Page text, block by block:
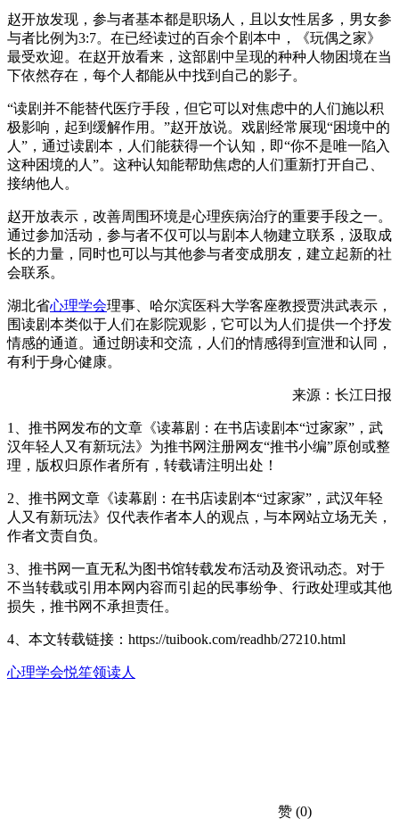
赵开放发现，参与者基本都是职场人，且以女性居多，男女参
与者比例为3:7。在已经读过的百余个剧本中，《玩偶之家》
最受欢迎。在赵开放看来，这部剧中呈现的种种人物困境在当
下依然存在，每个人都能从中找到自己的影子。
“读剧并不能替代医疗手段，但它可以对焦虑中的人们施以积
极影响，起到缓解作用。”赵开放说。戏剧经常展现“困境中的
人”，通过读剧本，人们能获得一个认知，即“你不是唯一陷入
这种困境的人”。这种认知能帮助焦虑的人们重新打开自己、
接纳他人。
赵开放表示，改善周围环境是心理疾病治疗的重要手段之一。
通过参加活动，参与者不仅可以与剧本人物建立联系，汲取成
长的力量，同时也可以与其他参与者变成朋友，建立起新的社
会联系。
湖北省心理学会理事、哈尔滨医科大学客座教授贾洪武表示，
围读剧本类似于人们在影院观影，它可以为人们提供一个抒发
情感的通道。通过朗读和交流，人们的情感得到宣泄和认同，
有利于身心健康。
来源：长江日报
1、推书网发布的文章《读幕剧：在书店读剧本“过家家”，武
汉年轻人又有新玩法》为推书网注册网友“推书小编”原创或整
理，版权归原作者所有，转载请注明出处！
2、推书网文章《读幕剧：在书店读剧本“过家家”，武汉年轻
人又有新玩法》仅代表作者本人的观点，与本网站立场无关，
作者文责自负。
3、推书网一直无私为图书馆转载发布活动及资讯动态。对于
不当转载或引用本网内容而引起的民事纷争、行政处理或其他
损失，推书网不承担责任。
4、本文转载链接：https://tuibook.com/readhb/27210.html
心理学会悦笙领读人
赞 (0)